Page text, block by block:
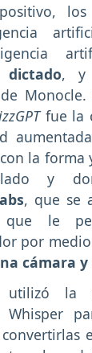
los
dictado, y
fue la
la forma
y
, que se
le
por
cámara
utilizó la
Whisper